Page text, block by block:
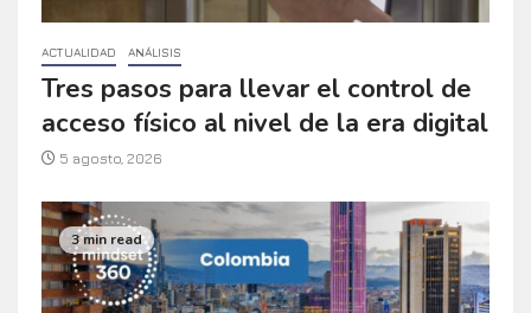
ACTUALIDAD ANÁLISIS
Tres pasos para llevar el control de
acceso físico al nivel de la era digital
5 agosto, 2026
3 min read